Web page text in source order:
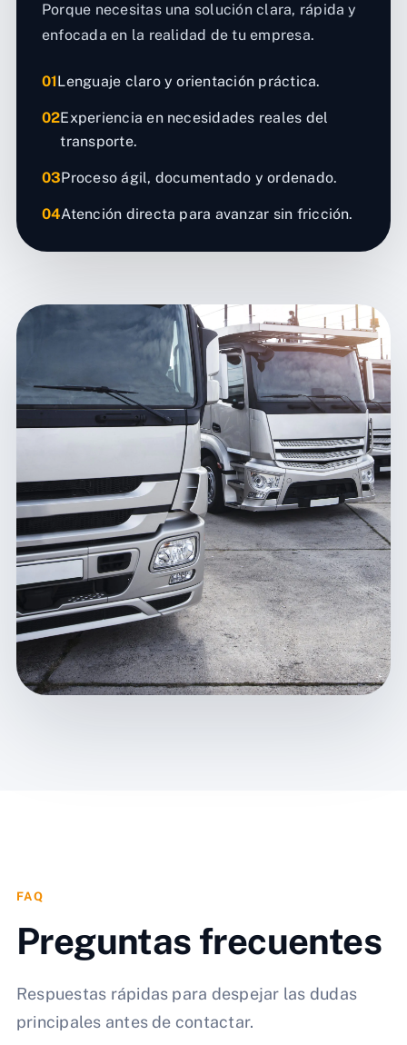
Porque necesitas una solución clara, rápida y
enfocada en la realidad de tu empresa.
01Lenguaje claro y orientación práctica.
02Experiencia en necesidades reales del
transporte.
03Proceso ágil, documentado y ordenado.
04Atención directa para avanzar sin fricción.
FAQ
Preguntas frecuentes
Respuestas rápidas para despejar las dudas
principales antes de contactar.